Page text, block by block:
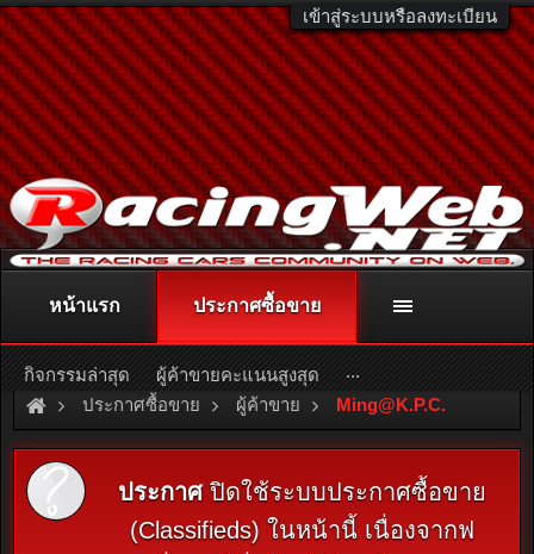
เข้าสู่ระบบหรือลงทะเบียน
ติดต่อลงโฆษณา racingweb@gmail.com
หรือโทร. 081-811-1138
หรืออ่านรายละเอียดเพิ่มเติม คลิกที่นี่
ประกาศซื้อขาย ผู้ค้าขาย Ming@K.P.C.
ประกาศปิดใช้ระบบประกาศซื้อขาย
(Classifieds) ในหน้านี้ เนื่องจากฟ
หน้าแรก ประกาศซื้อขาย
กิจกรรมล่าสุด ผู้ค้าขายคะแนนสูงสุด ...